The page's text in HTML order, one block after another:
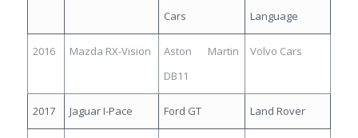
Cars
Language
2016 Mazda RX-Vision
Aston Martin
DB11
Volvo Cars
2017 Jaguar I-Pace Ford GT Land Rover